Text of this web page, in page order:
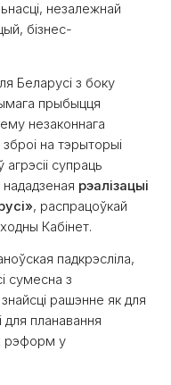
незалежнай
бізнес-
Беларусі з боку
прыбыцця
незаконнага
на тэрыторыі
супраць
нададзеная рэалізацыі
, распрацоўкай
Кабінет.
падкрэсліла,
сумесна з
рашэнне як для
планавання
рэформ у